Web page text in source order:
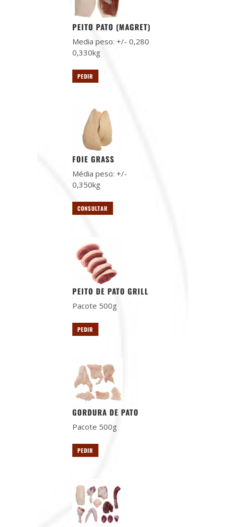
PEITO PATO (MAGRET)
Media peso: +/- 0,280
0,330kg
PEDIR
FOIE GRASS
Média peso: +/-
0,350kg
CONSULTAR
PEITO DE PATO GRILL
Pacote 500g
PEDIR
GORDURA DE PATO
Pacote 500g
PEDIR